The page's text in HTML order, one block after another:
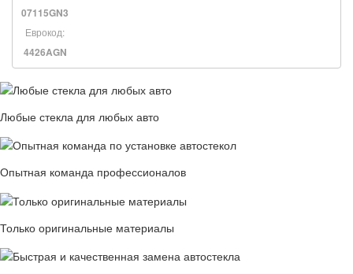
07115GN3
Еврокод:
4426AGN
Любые стекла для любых авто
Опытная команда профессионалов
Только оригинальные материалы